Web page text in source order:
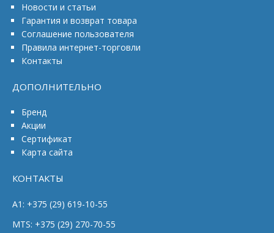
Новости и статьи
Гарантия и возврат товара
Соглашение пользователя
Правила интернет-торговли
Контакты
ДОПОЛНИТЕЛЬНО
Бренд
Акции
Сертификат
Карта сайта
КОНТАКТЫ
A1: +375 (29) 619-10-55
MTS: +375 (29) 270-70-55